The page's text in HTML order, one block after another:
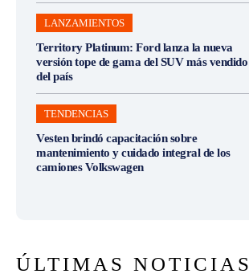
LANZAMIENTOS
Territory Platinum: Ford lanza la nueva
versión tope de gama del SUV más vendido
del país
TENDENCIAS
Vesten brindó capacitación sobre
mantenimiento y cuidado integral de los
camiones Volkswagen
ÚLTIMAS NOTICIAS